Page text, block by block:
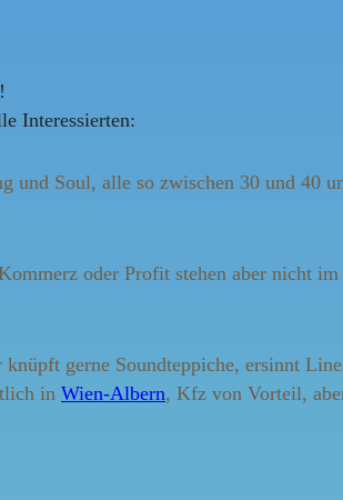
Interessierten:
Soul, alle so zwischen 30 und 40
oder Profit stehen aber nicht
gerne Soundteppiche, ersinnt
in Wien-Albern, Kfz von Vorteil,